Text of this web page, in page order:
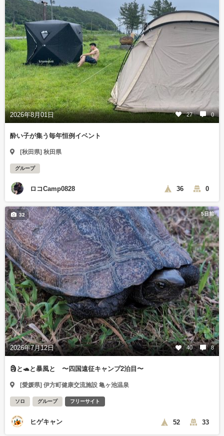
2026年8月01日 27 0
酔い子が集う毎年恒例イベント
[秋田県] 秋田県
グループ
ロコCamp0828 36 0
5日前
2026年7月12日 40 8
32
🗿と🐢と暴風と 〜四国遠征キャンプ2泊目〜
[愛媛県] 伊方町健康交流施設 亀ヶ池温泉
ソロ グループ フリーサイト
ヒゲキャン 52 33